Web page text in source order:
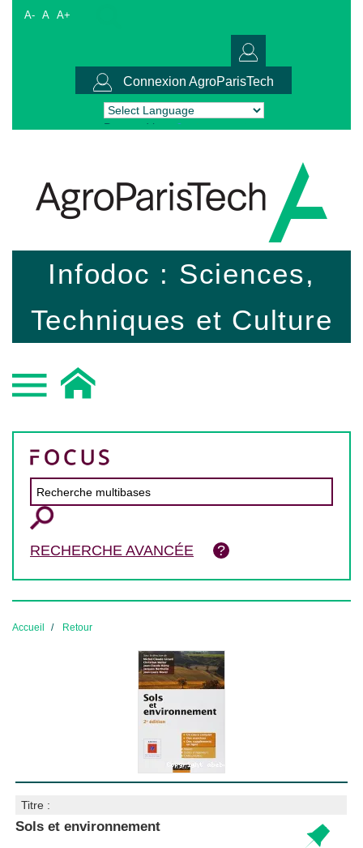
A- A A+
Connexion AgroParisTech
Powered by Translate
Infodoc : Sciences,
Techniques et Culture
RECHERCHE AVANCÉE
Accueil Retour
Titre :
Sols et environnement